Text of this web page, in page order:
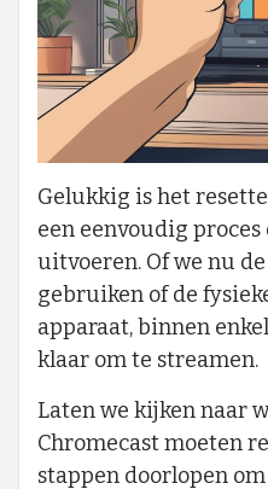
Gelukkig is het
een eenvoudig
uitvoeren. Of we nu
gebruiken of de
apparaat, binnen
klaar om te streamen.
Laten we kijken naar
Chromecast moeten
stappen doorlopen